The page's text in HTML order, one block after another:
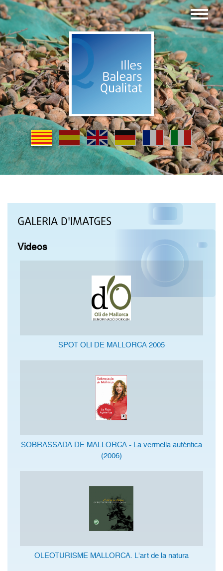
GALERIA D'IMATGES
Videos
SPOT OLI DE MALLORCA 2005
SOBRASSADA DE MALLORCA - La vermella autèntica
(2006)
OLEOTURISME MALLORCA. L'art de la natura